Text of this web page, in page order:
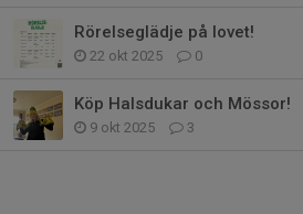
Rörelseglädje på lovet!
22 okt 2025 0
Köp Halsdukar och Mössor!
9 okt 2025 3